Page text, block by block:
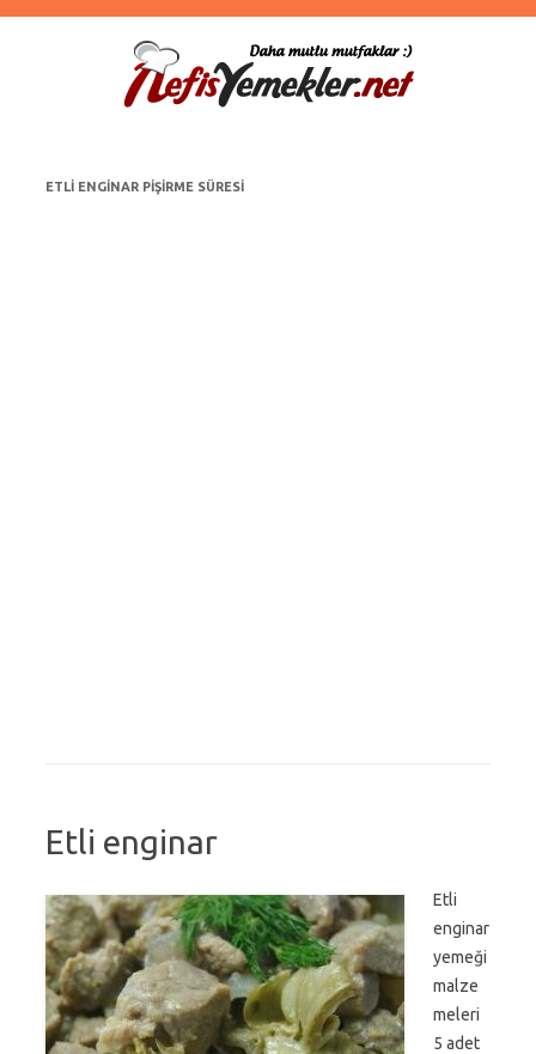
ETLI ENGINAR PIŞIRME SÜRESI
Etli enginar
Etli
enginar
yemeği
malze
meleri
5 adet